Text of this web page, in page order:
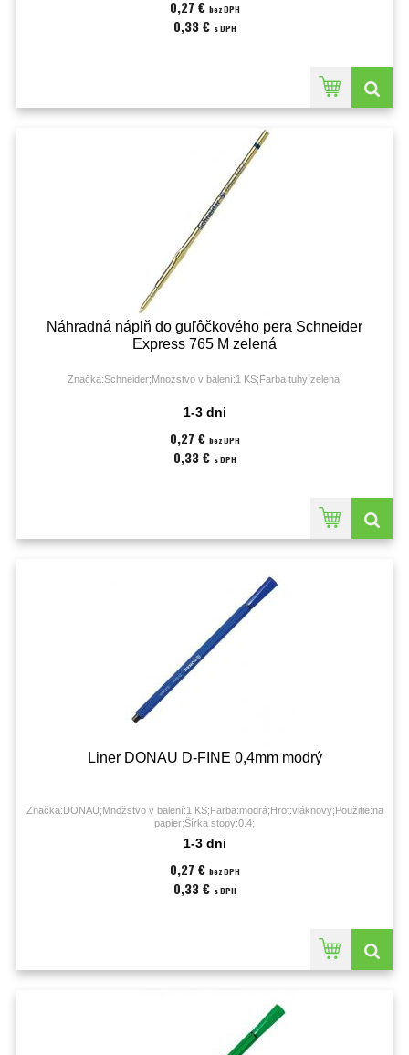
0,27 € bez DPH
0,33 € s DPH
Náhradná náplň do guľôčkového pera Schneider
Express 765 M zelená
Značka:Schneider;Množstvo v balení:1 KS;Farba tuhy:zelená;
1-3 dni
0,27 € bez DPH
0,33 € s DPH
Liner DONAU D-FINE 0,4mm modrý
Značka:DONAU;Množstvo v balení:1 KS;Farba:modrá;Hrot:vláknový;Použitie:na
papier;Šírka stopy:0.4;
1-3 dni
0,27 € bez DPH
0,33 € s DPH